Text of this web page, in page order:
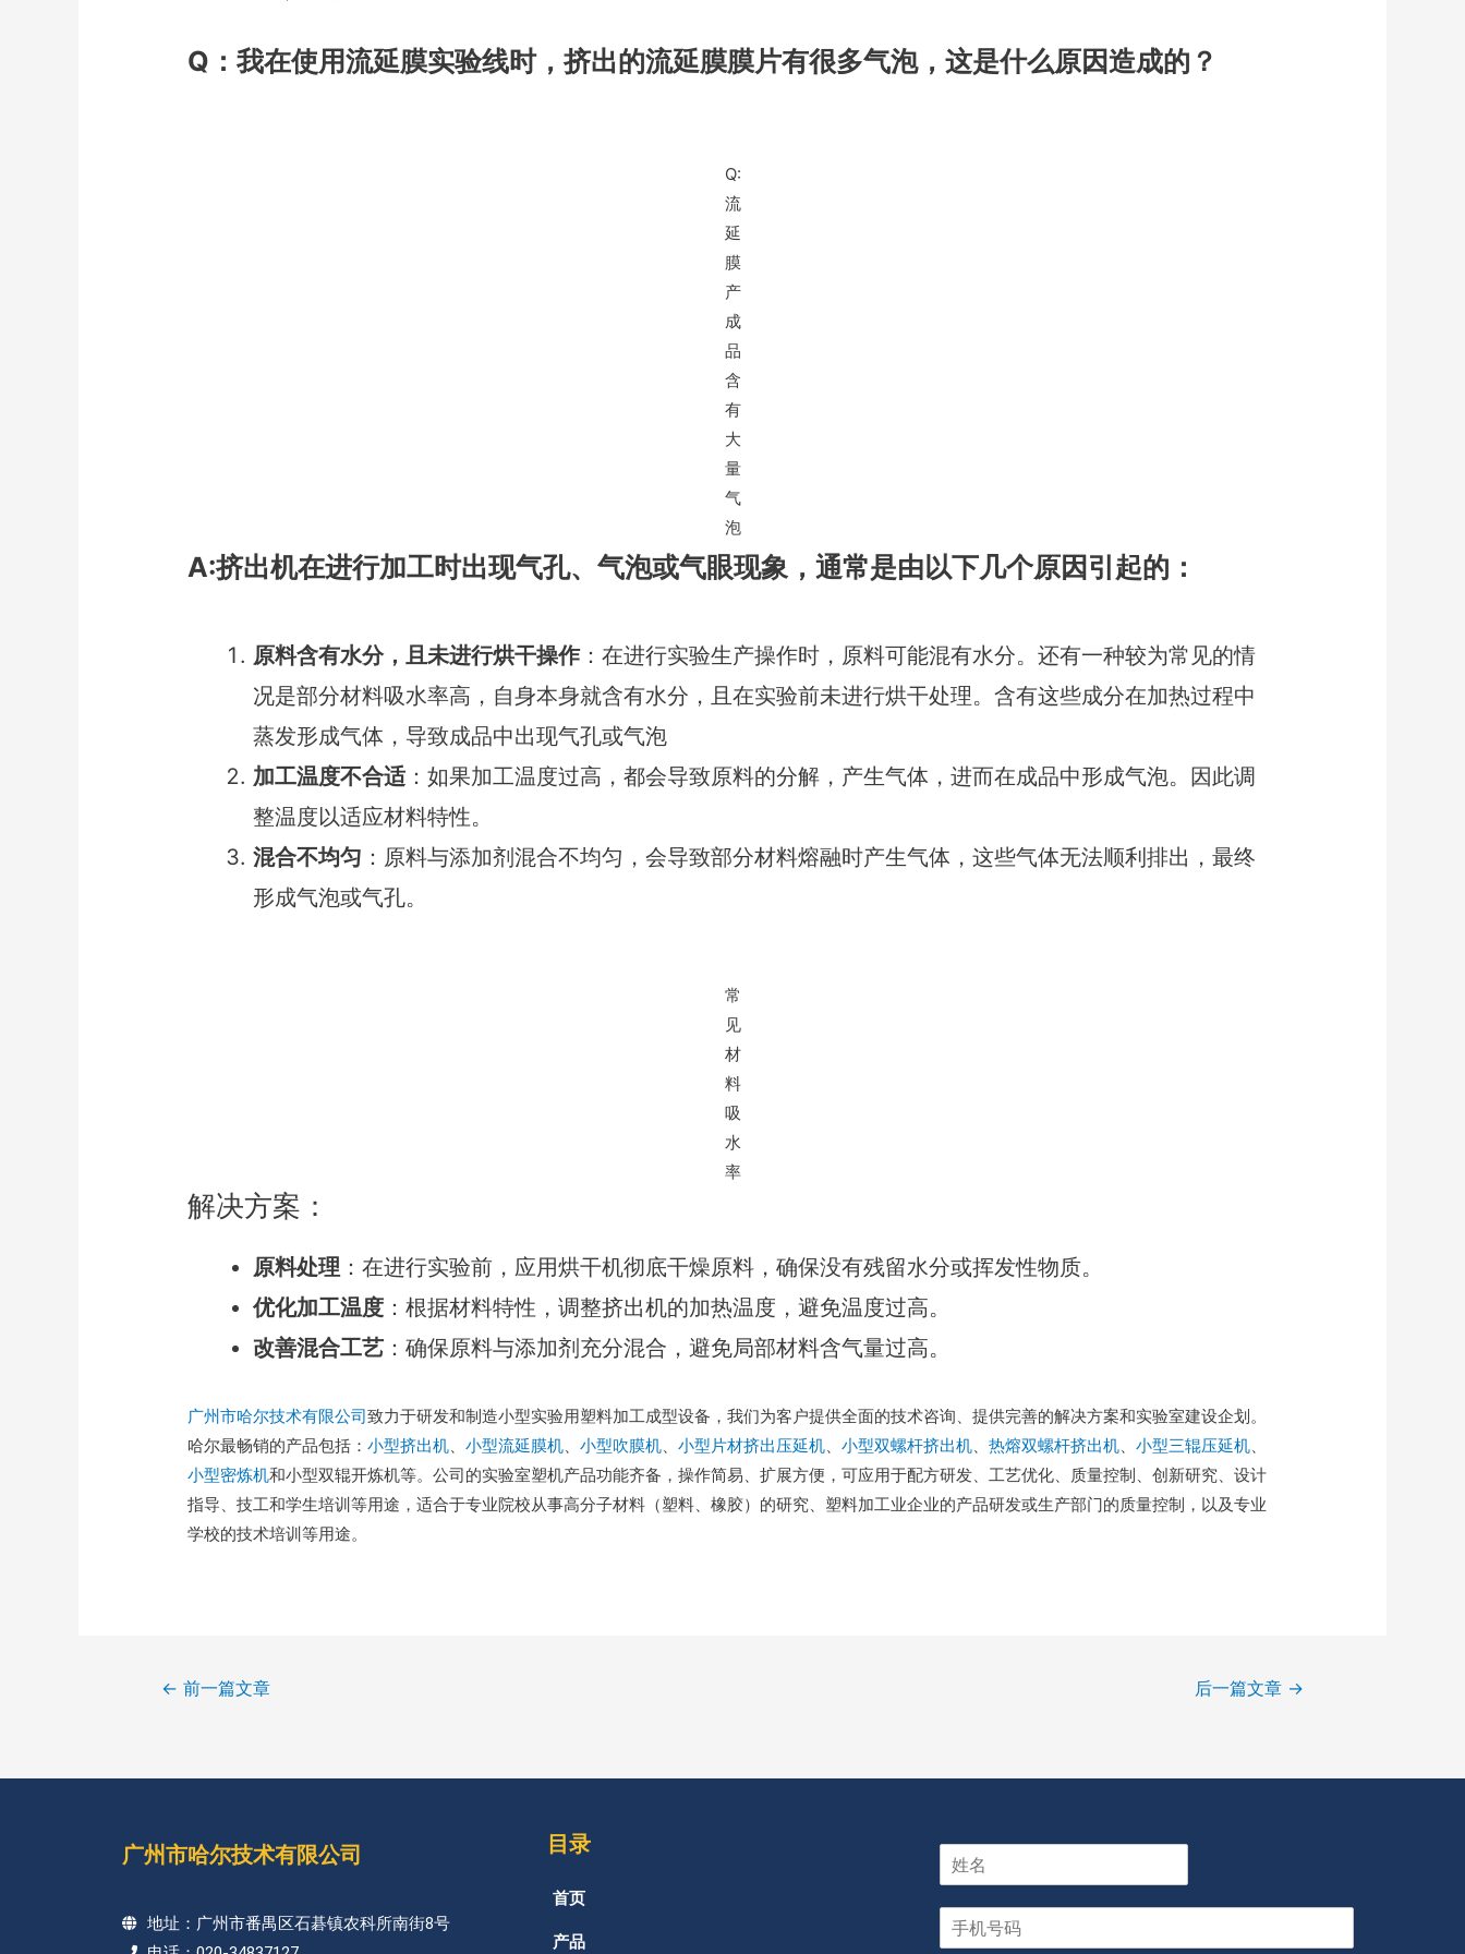
Q：我在使用流延膜实验线时，挤出的流延膜膜片有很多气泡，这是什么原因造成的？
Q:
流
延
膜
产
成
品
含
有
大
量
气
泡
A:挤出机在进行加工时出现气孔、气泡或气眼现象，通常是由以下几个原因引起的：
原料含有水分，且未进行烘干操作：在进行实验生产操作时，原料可能混有水分。还有一种较为常见的情
况是部分材料吸水率高，自身本身就含有水分，且在实验前未进行烘干处理。含有这些成分在加热过程中
蒸发形成气体，导致成品中出现气孔或气泡
加工温度不合适 ：如果加工温度过高，都会导致原料的分解，产生气体，进而在成品中形成气泡。因此调
整温度以适应材料特性。
混合不均匀 ：原料与添加剂混合不均匀，会导致部分材料熔融时产生气体，这些气体无法顺利排出，最终
形成气泡或气孔。
常
见
材
料
吸
水
率
解决方案：
原料处理 ：在进行实验前，应用烘干机彻底干燥原料，确保没有残留水分或挥发性物质。
优化加工温度 ：根据材料特性，调整挤出机的加热温度，避免温度过高。
改善混合工艺 ：确保原料与添加剂充分混合，避免局部材料含气量过高。
广州市哈尔技术有限公司致力于研发和制造小型实验用塑料加工成型设备，我们为客户提供全面的技术咨询、提供完善的解决方案和实验室建设企划。
哈尔最畅销的产品包括：小型挤出机 、小型流延膜机 、小型吹膜机 、小型片材挤出压延机 、小型双螺杆挤出机 、热熔双螺杆挤出机 、小型三辊压延机
小型密炼机和小型双辊开炼机等。公司的实验室塑机产品功能齐备，操作简易、扩展方便，可应用于配方研发、工艺优化、质量控制、创新研究、设计
指导、技工和学生培训等用途，适合于专业院校从事高分子材料（塑料、橡胶）的研究、塑料加工业企业的产品研发或生产部门的质量控制，以及专业
学校的技术培训等用途。
← 前一篇文章 后一篇文章 →
广州市哈尔技术有限公司
地址：广州市番禺区石碁镇农科所南街8号
目录
首页
产品